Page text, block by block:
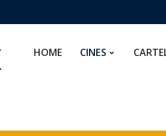
HOME CINES